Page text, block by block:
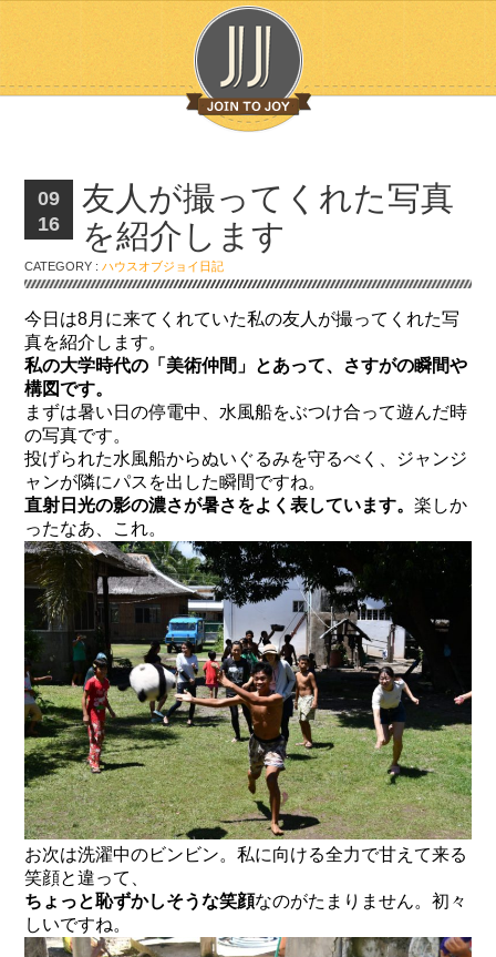
09
16
友人が撮ってくれた写真
を紹介します
CATEGORY :ハウスオブジョイ日記
今日は8月に来てくれていた私の友人が撮ってくれた写
真を紹介します。
私の大学時代の「美術仲間」とあって、さすがの瞬間や
構図です。
まずは暑い日の停電中、水風船をぶつけ合って遊んだ時
の写真です。
投げられた水風船からぬいぐるみを守るべく、ジャンジ
ャンが隣にパスを出した瞬間ですね。
直射日光の影の濃さが暑さをよく表しています。楽しか
ったなあ、これ。
お次は洗濯中のビンビン。私に向ける全力で甘えて来る
笑顔と違って、
ちょっと恥ずかしそうな笑顔なのがたまりません。初々
しいですね。